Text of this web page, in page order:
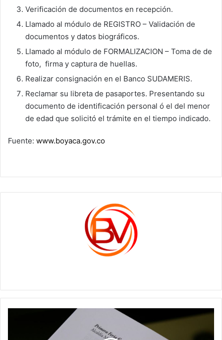
Verificación de documentos en recepción.
Llamado al módulo de REGISTRO – Validación de
documentos y datos biográficos.
Llamado al módulo de FORMALIZACION – Toma de de
foto, firma y captura de huellas.
Realizar consignación en el Banco SUDAMERIS.
Reclamar su libreta de pasaportes. Presentando su
documento de identificación personal ó el del menor
de edad que solicitó el trámite en el tiempo indicado.
Fuente: www.boyaca.gov.co